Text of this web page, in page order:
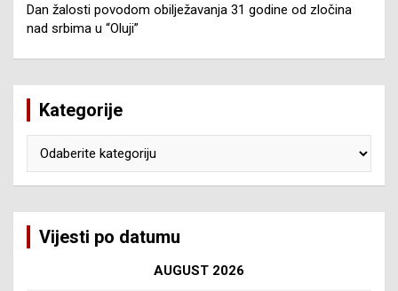
Dan žalosti povodom obilježavanja 31 godine od zločina
nad srbima u “Oluji”
Kategorije
Vijesti po datumu
AUGUST 2026